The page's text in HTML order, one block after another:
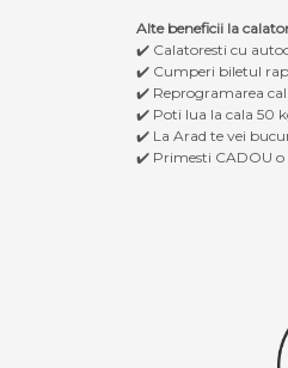
Alte beneficii la
✔️ Calatoresti cu
✔️ Cumperi biletul
✔️ Reprogramarea
✔️ Poti lua la cala 50
✔️ La Arad te vei
✔️ Primesti CADOU o